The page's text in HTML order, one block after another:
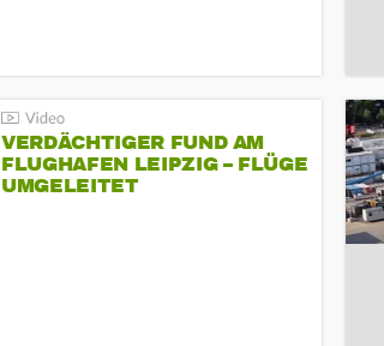
VERDÄCHTIGER FUND AM
FLUGHAFEN LEIPZIG – FLÜGE
UMGELEITET